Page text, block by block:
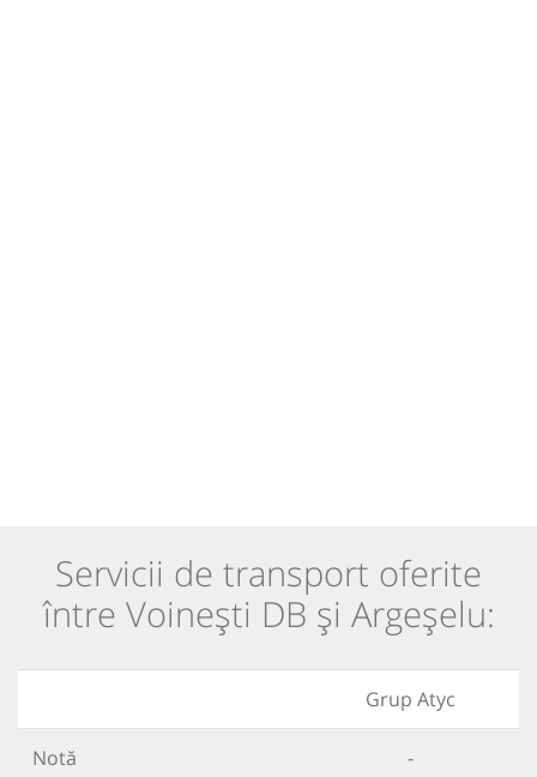
Servicii de transport oferite
între Voinești DB și Argeșelu:
Grup Atyc
Notă -